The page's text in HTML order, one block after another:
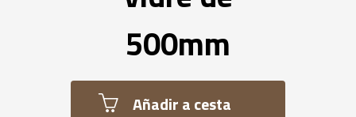
500mm
Añadir a cesta